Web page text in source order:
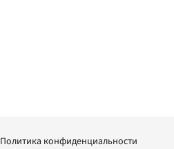
Политика конфиденциальности